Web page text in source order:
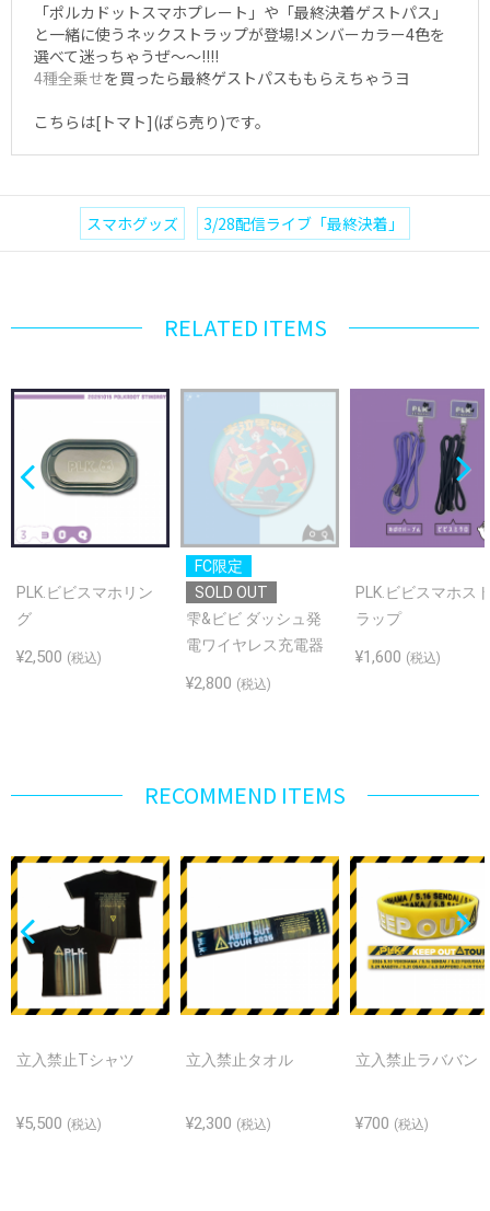
「ポルカドットスマホプレート」や「最終決着ゲストパス」
と一緒に使うネックストラップが登場!メンバーカラー4色を
選べて迷っちゃうぜ〜〜!!!!
4種全乗せを買ったら最終ゲストパスももらえちゃうヨ
こちらは[トマト](ばら売り)です。
スマホグッズ 3/28配信ライブ「最終決着」
RELATED ITEMS
PLK.ビビスマホリン
グ
¥2,500 (税込)
FC限定
SOLD OUT
雫&ビビ ダッシュ発
電ワイヤレス充電器
¥2,800 (税込)
PLK.ビビスマホス
ラップ
¥1,600 (税込)
RECOMMEND ITEMS
立入禁止Tシャツ
¥5,500 (税込)
立入禁止タオル
¥2,300 (税込)
立入禁止ラババン
¥700 (税込)